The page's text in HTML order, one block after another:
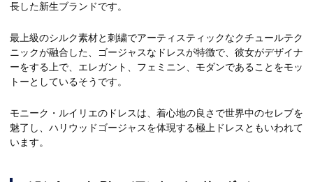
長した新生ブランドです。
最上級のシルク素材と刺繍でアーティスティックなクチュールテク
ニックが融合した、ゴージャスなドレスが特徴で、彼女がデザイナ
ーをする上で、エレガント、フェミニン、モダンであることをモッ
トーとしているそうです。
モニーク・ルイリエのドレスは、着心地の良さで世界中のセレブを
魅了し、ハリウッドゴージャスを体現する極上ドレスともいわれて
います。